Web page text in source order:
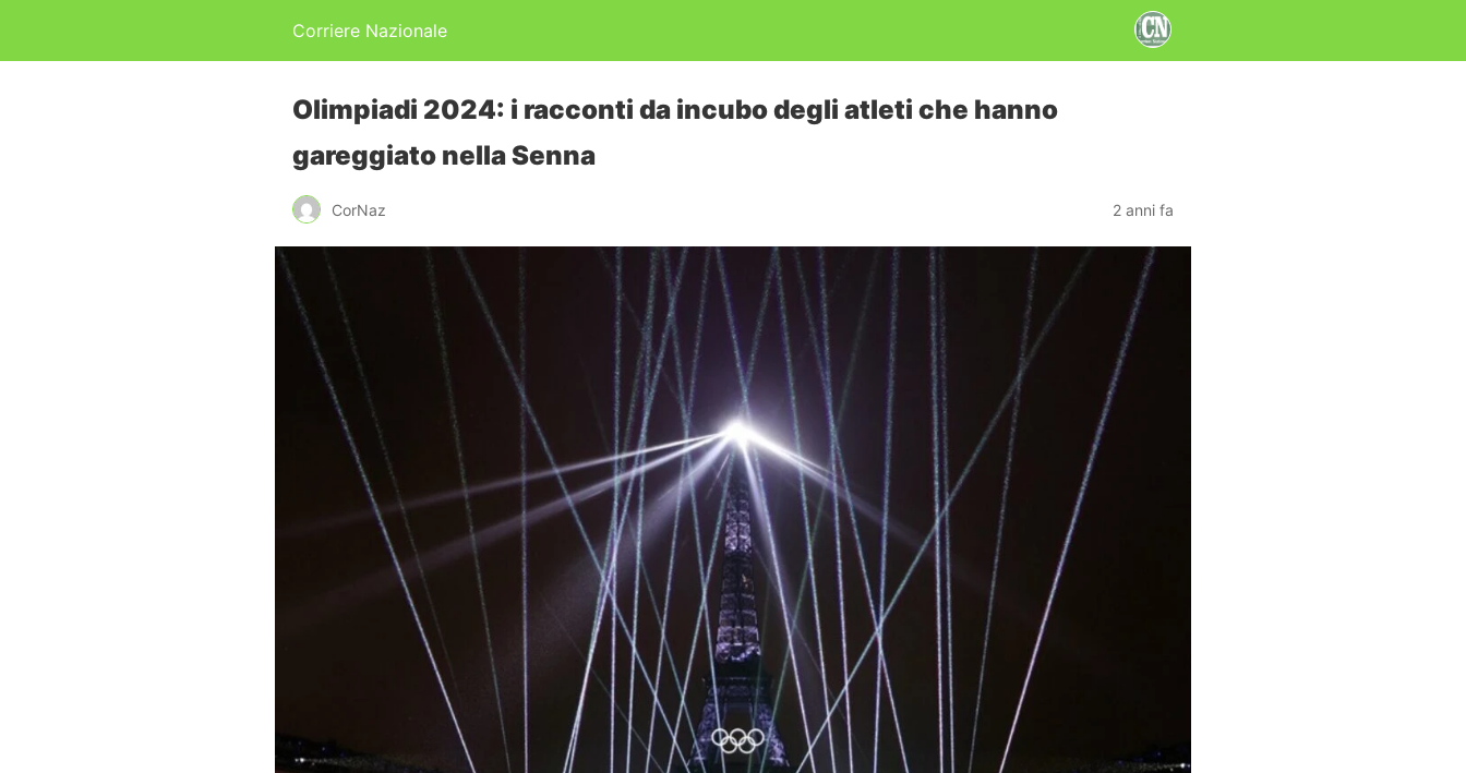
Corriere Nazionale
Olimpiadi 2024: i racconti da incubo degli atleti che hanno
gareggiato nella Senna
CorNaz 2 anni fa